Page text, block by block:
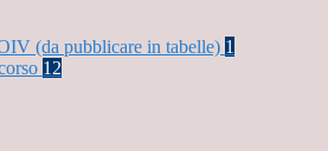
(da pubblicare in tabelle) 1
12